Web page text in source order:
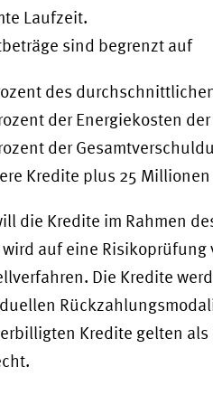
Laufzeit.
sind begrenzt auf
des
der Energiekosten
der
Kredite plus 25 Millionen
die Kredite im Rahmen
auf eine Risikoprüfung
Die Kredite
Kredite gelten